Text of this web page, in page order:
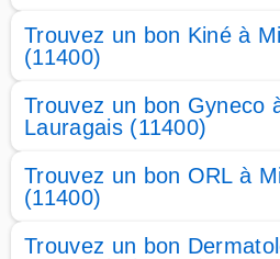
Trouvez un bon Kiné à
(11400)
Trouvez un bon Gyneco
Lauragais (11400)
Trouvez un bon ORL à
(11400)
Trouvez un bon